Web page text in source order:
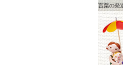
言葉の発